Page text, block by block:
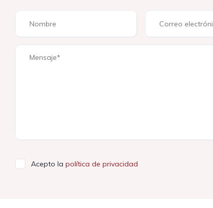
Acepto la política de privacidad